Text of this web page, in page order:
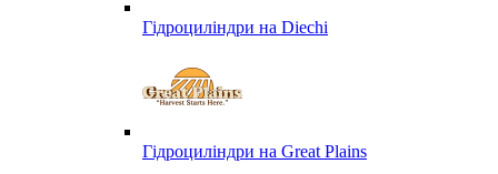
Гідроциліндри на Diechi
Гідроциліндри на Great Plains